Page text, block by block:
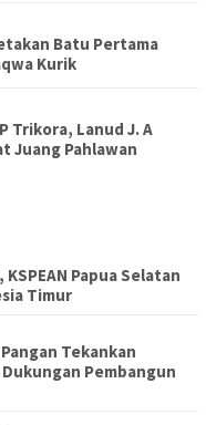
Batu Pertama
Kurik
Trikora, Lanud J. A
Juang Pahlawan
Papua Selatan
Timur
Tekankan
Pembangun